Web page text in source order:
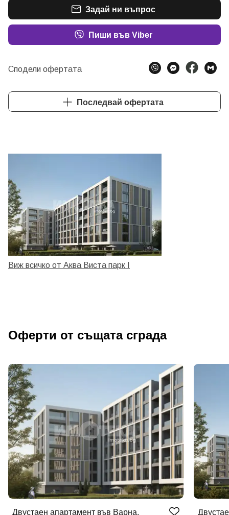
Задай ни въпрос
Пиши във Viber
Сподели офертата
Последвай офертата
Виж всичко от Аква Виста парк I
Оферти от същата сграда
Двустаен апартамент във Варна,